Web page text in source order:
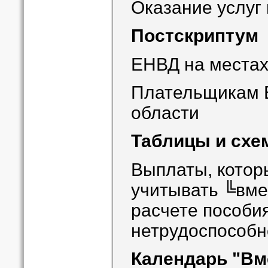
Оказание
Постскриптум
ЕНВД на местах
Плательщикам
области
Таблицы и
Выплаты,
учитывать
расчете
Календарь